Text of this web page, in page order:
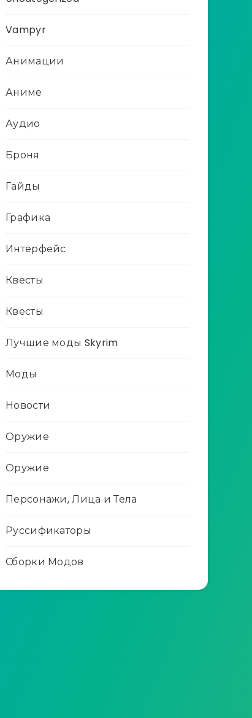
Vampyr
Анимации
Аниме
Аудио
Броня
Гайды
Графика
Интерфейс
Квесты
Квесты
Лучшие моды Skyrim
Моды
Новости
Оружие
Оружие
Персонажи, Лица и Тела
Руссификаторы
Сборки Модов